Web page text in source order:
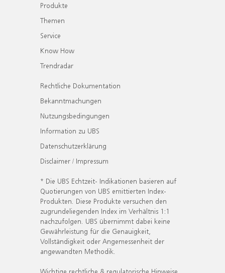
Produkte
Themen
Service
Know How
Trendradar
Rechtliche Dokumentation
Bekanntmachungen
Nutzungsbedingungen
Information zu UBS
Datenschutzerklärung
Disclaimer / Impressum
* Die UBS Echtzeit- Indikationen basieren auf
Quotierungen von UBS emittierten Index-
Produkten. Diese Produkte versuchen den
zugrundeliegenden Index im Verhältnis 1:1
nachzufolgen. UBS übernimmt dabei keine
Gewährleistung für die Genauigkeit,
Vollständigkeit oder Angemessenheit der
angewandten Methodik.